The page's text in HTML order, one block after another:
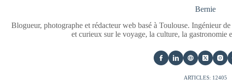
Bernie
Blogueur, photographe et rédacteur web basé à Toulouse. Ingénieur
et curieux sur le voyage, la culture, la gastronomie
ARTICLES: 12405